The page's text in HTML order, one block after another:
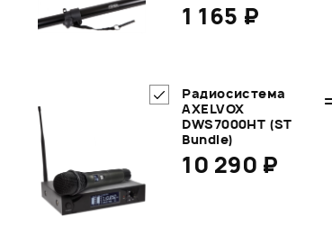
1 165 ₽
Радиосистема
AXELVOX
DWS7000HT (ST
Bundle)
10 290 ₽